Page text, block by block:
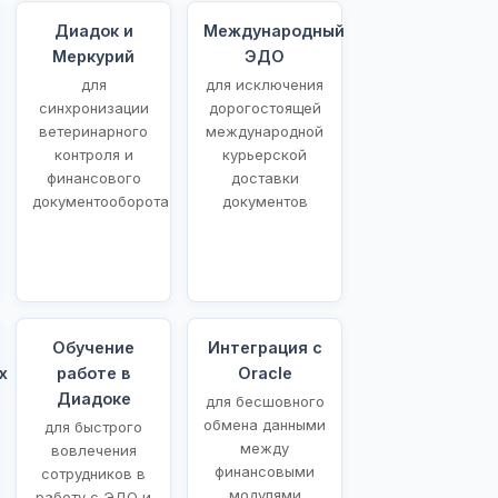
Диадок и
Меркурий
для
синхронизации
ветеринарного
контроля и
финансового
документооборота
Международный
ЭДО
для исключения
дорогостоящей
международной
курьерской
доставки
документов
Обучение
работе в
Диадоке
для быстрого
вовлечения
сотрудников в
Интеграция с
Oracle
для бесшовного
обмена данными
между
финансовыми